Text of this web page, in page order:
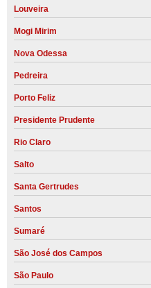
Louveira
Mogi Mirim
Nova Odessa
Pedreira
Porto Feliz
Presidente Prudente
Rio Claro
Salto
Santa Gertrudes
Santos
Sumaré
São José dos Campos
São Paulo